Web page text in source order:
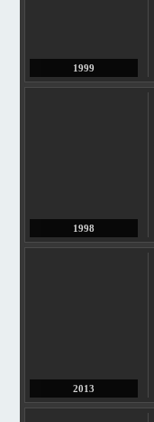
1999
1998
2013